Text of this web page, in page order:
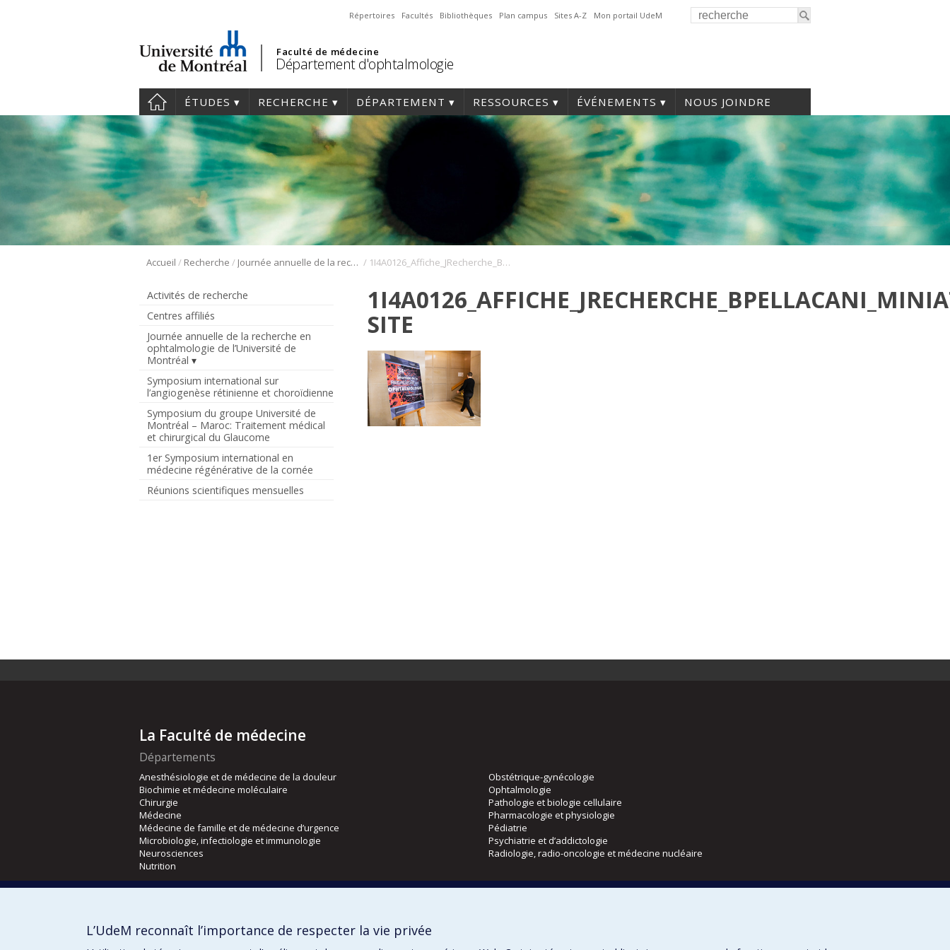
Répertoires Facultés Bibliothèques Plan campus Sites A-Z Mon portail UdeM
Faculté de médecine
Département d'ophtalmologie
ÉTUDES RECHERCHE DÉPARTEMENT RESSOURCES ÉVÉNEMENTS NOUS JOINDRE
Accueil / Recherche / Journée annuelle de la recherche en ophtalmologie de l’Université de Montréal / 1I4A0126_Affiche_JRecherche_BPellacani_miniature site
Activités de recherche
Centres affiliés
Journée annuelle de la recherche en
ophtalmologie de l’Université de
Montréal
Symposium international sur
l’angiogenèse rétinienne et choroïdienne
Symposium du groupe Université de
Montréal – Maroc: Traitement médical
et chirurgical du Glaucome
1er Symposium international en
médecine régénérative de la cornée
Réunions scientifiques mensuelles
SITE
La Faculté de médecine
Départements
Anesthésiologie et de médecine de la douleur
Biochimie et médecine moléculaire
Chirurgie
Médecine
Médecine de famille et de médecine d’urgence
Microbiologie, infectiologie et immunologie
Neurosciences
Nutrition
Obstétrique-gynécologie
Ophtalmologie
Pathologie et biologie cellulaire
Pharmacologie et physiologie
Pédiatrie
Psychiatrie et d’addictologie
Radiologie, radio-oncologie et médecine nucléaire
Orthophonie et audiologie
L’UdeM reconnaît l’importance de respecter la vie privée